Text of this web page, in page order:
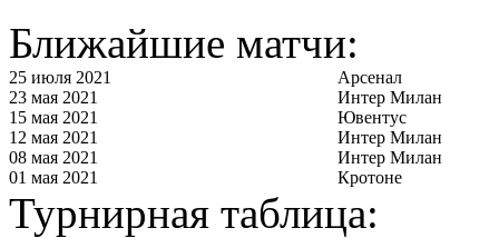
Ближайшие матчи:
25 июля 2021
Арсенал
23 мая 2021
Интер Милан
15 мая 2021
Ювентус
12 мая 2021
Интер Милан
08 мая 2021
Интер Милан
01 мая 2021
Кротоне
Турнирная таблица: